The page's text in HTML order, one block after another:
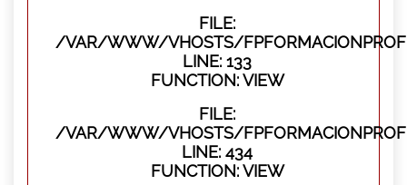
FILE:
/VAR/WWW/VHOSTS/
LINE: 133
FUNCTION: VIEW
FILE:
/VAR/WWW/VHOSTS/
LINE: 434
FUNCTION: VIEW